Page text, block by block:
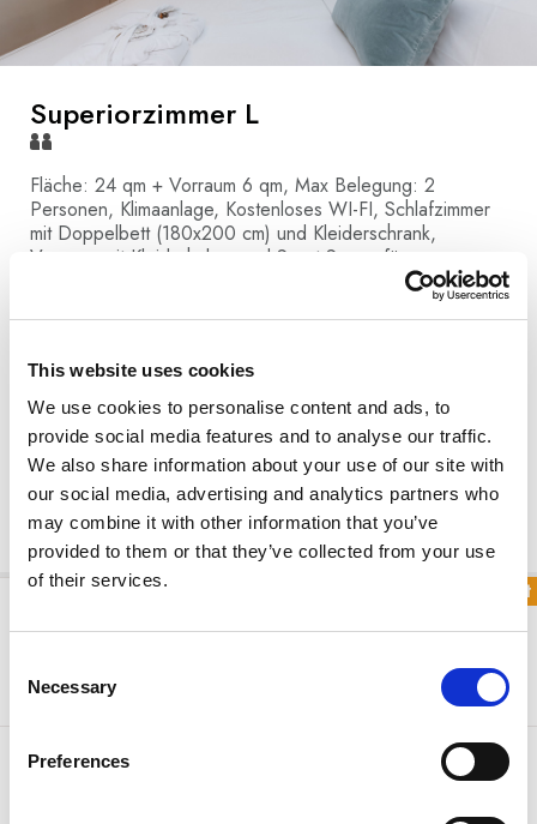
This website uses cookies
We use cookies to personalise content and ads, to
provide social media features and to analyse our traffic.
We also share information about your use of our site with
our social media, advertising and analytics partners who
may combine it with other information that you’ve
provided to them or that they’ve collected from your use
of their services.
Selection
Necessary
Preferences
Superiorzimmer L
Fläche: 24 qm + Vorraum 6 qm, Max Belegung: 2
Personen, Klimaanlage, Kostenloses WI-FI, Schlafzimmer
mit Doppelbett (180x200 cm) und Kleiderschrank,
Vorraum mit Kleiderhaken und Sport Space für
Sportausrüstung inkl Skischuhtrockner, Badezimmer mit
Dusche und Waschbecken, Separates WC, Haartrockner,
Duschgel und Duschseife, 50 Zoll Flat Screen TV, IPTV
Spiegel, Wasserkocher, Pantoffeln und Bademantel,
Verdunkelungsvorhänge, Teppichboden mit
Fußbodenheizung im Zimmer und Fliesen im Vorraum
Objektdetails
Sonderangebot
Mindestaufenthalt
Nacht(s)